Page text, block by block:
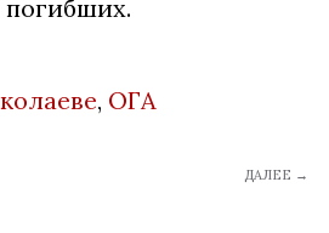
погибших.
, ОГА
ДАЛЕЕ →